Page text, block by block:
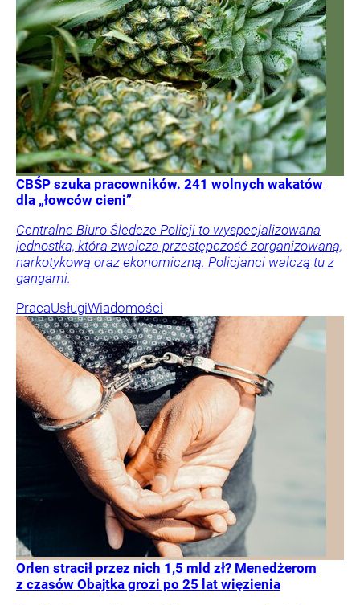
CBŚP szuka pracowników. 241 wolnych wakatów
dla „łowców cieni”
Centralne Biuro Śledcze Policji to wyspecjalizowana
jednostka, która zwalcza przestępczość zorganizowaną,
narkotykową oraz ekonomiczną. Policjanci walczą tu z
gangami.
PracaUsługiWiadomości
Orlen stracił przez nich 1,5 mld zł? Menedżerom
z czasów Obajtka grozi po 25 lat więzienia